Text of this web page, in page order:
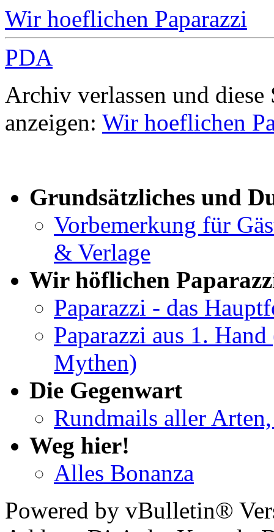
Wir hoeflichen Paparazzi
PDA
Archiv verlassen und diese
anzeigen: Wir hoeflichen
Grundsätzliches und
Vorbemerkung für
& Verlage
Wir höflichen
Paparazzi - das
Paparazzi aus 1.
Mythen)
Die Gegenwart
Rundmails aller
Weg hier!
Alles Bonanza
Powered by vBulletin®